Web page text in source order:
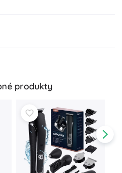
produkty